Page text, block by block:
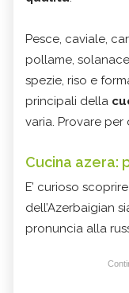
Pesce, caviale,
pollame,
spezie, riso e
principali della
varia. Provare per
Cucina azera:
E’ curioso
dell’Azerbaigian
pronuncia alla